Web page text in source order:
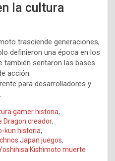
la cultura
trasciende generaciones,
definieron una época en los
también sentaron las bases
acción.
para desarrolladores y
gamer historia,
Dragon creador,
kun historia,
Japan juegos,
Kishimoto muerte